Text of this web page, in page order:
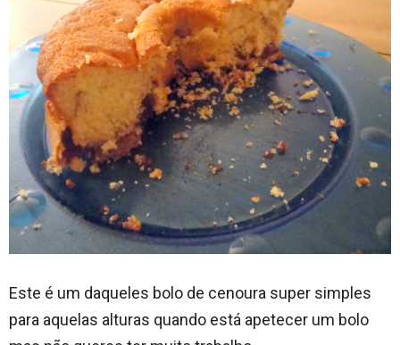
Este é um daqueles bolo de cenoura super simples
para aquelas alturas quando está apetecer um bolo